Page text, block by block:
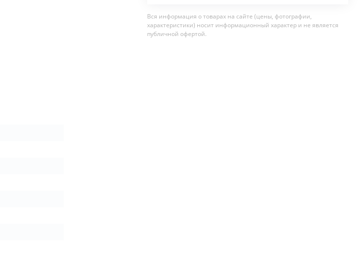
Вся информация о товарах на сайте (цены, фотографии,
характеристики) носит информационный характер и не является
публичной офертой.